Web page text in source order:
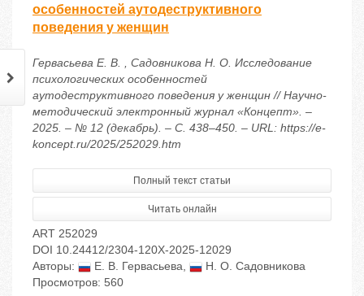
особенностей аутодеструктивного
поведения у женщин
Гервасьева Е. В. , Садовникова Н. О. Исследование
психологических особенностей
аутодеструктивного поведения у женщин // Научно-
методический электронный журнал «Концепт». –
2025. – № 12 (декабрь). – С. 438–450. – URL: https://e-
koncept.ru/2025/252029.htm
Полный текст статьи
Читать онлайн
ART 252029
DOI 10.24412/2304-120X-2025-12029
Авторы:
Е. В. Гервасьева,
Н. О. Садовникова
Просмотров: 560